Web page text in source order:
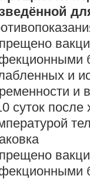
и
и
суток